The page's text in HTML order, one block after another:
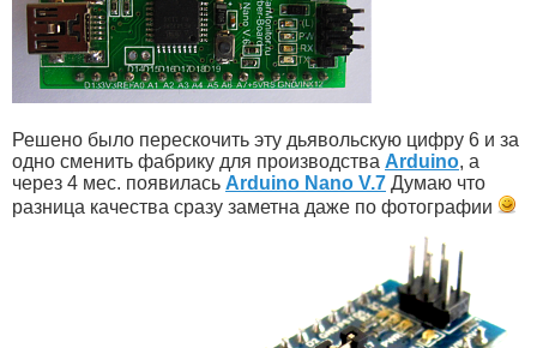
Решено было перескочить эту дьявольскую цифру 6 и за
одно сменить фабрику для производства Arduino, а
через 4 мес. появилась Arduino Nano V.7 Думаю что
разница качества сразу заметна даже по фотографии